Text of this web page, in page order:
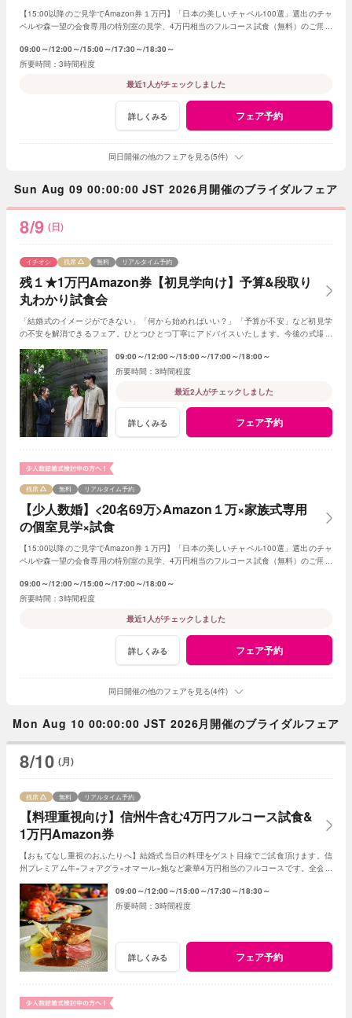
【15:00以降のご見学でAmazon券１万円】「日本の美しいチャペル100選」選出のチャ
ペルや森一望の会食専用の特別室の見学、4万円相当のフルコース試食（無料）のご用意
09:00～ 12:00～ 15:00～ 17:30～ 18:30～
3時間程度
最近1人がチェックしました
詳しくみる フェア予約
同日開催の他のフェアを見る(5件)
Sun Aug 09 00:00:00 JST 2026月開催のブライダルフェア
8/9 (日)
残１★1万円Amazon券【初見学向け】予算&段取り
丸わかり試食会
イチオシ 残席 無料 リアルタイム予約
「結婚式のイメージができない」「何から始めればいい？」「予算が不安」など初見学
の不安を解消できるフェア。ひとつひとつ丁寧にアドバイスいたします。今後の式場見
09:00～ 12:00～ 15:00～ 17:00～ 18:00～
3時間程度
最近2人がチェックしました
詳しくみる フェア予約
【少人数婚】<20名69万>Amazon１万×家族式専用
の個室見学×試食
残席 無料 リアルタイム予約
【15:00以降のご見学でAmazon券１万円】「日本の美しいチャペル100選」選出のチャ
ペルや森一望の会食専用の特別室の見学、4万円相当のフルコース試食（無料）のご用意
09:00～ 12:00～ 15:00～ 17:00～ 18:00～
3時間程度
最近1人がチェックしました
詳しくみる フェア予約
同日開催の他のフェアを見る(4件)
Mon Aug 10 00:00:00 JST 2026月開催のブライダルフェア
8/10 (月)
【料理重視向け】信州牛含む4万円フルコース試食&
1万円Amazon券
残席 無料 リアルタイム予約
【おもてなし重視のおふたりへ】結婚式当日の料理をゲスト目線でご試食頂けます。信
州プレミアム牛×フォアグラ×オマール×鮑など豪華4万円相当のフルコースです。全会場
09:00～ 12:00～ 15:00～ 17:30～ 18:30～
3時間程度
詳しくみる フェア予約